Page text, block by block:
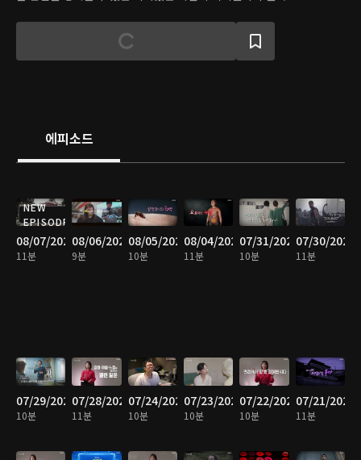
에피소드
NEW
EPISODE
08/07/2026
11분
08/06/2026
9분
08/05/2026
10분
08/04/2026
11분
07/31/2026
10분
07/30/2026
11분
07/29/2026
10분
07/28/2026
11분
07/24/2026
10분
07/23/2026
10분
07/22/2026
10분
07/21/2026
11분